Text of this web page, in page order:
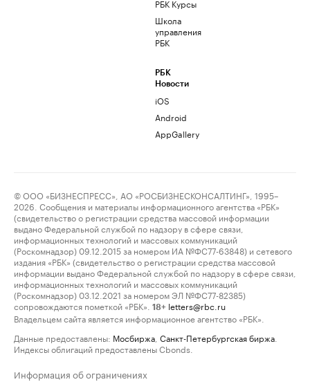
РБК Курсы
Школа
управления
РБК
РБК
Новости
iOS
Android
AppGallery
© ООО «БИЗНЕСПРЕСС», АО «РОСБИЗНЕСКОНСАЛТИНГ», 1995–
2026. Сообщения и материалы информационного агентства «РБК»
(свидетельство о регистрации средства массовой информации
выдано Федеральной службой по надзору в сфере связи,
информационных технологий и массовых коммуникаций
(Роскомнадзор) 09.12.2015 за номером ИА №ФС77-63848) и сетевого
издания «РБК» (свидетельство о регистрации средства массовой
информации выдано Федеральной службой по надзору в сфере связи,
информационных технологий и массовых коммуникаций
(Роскомнадзор) 03.12.2021 за номером ЭЛ №ФС77-82385)
сопровождаются пометкой «РБК».
18+ letters@rbc.ru
Владельцем сайта является информационное агентство «РБК».
Данные предоставлены: Мосбиржа Санкт-Петербургская биржа
Индексы облигаций предоставлены Cbonds.
Информация об ограничениях